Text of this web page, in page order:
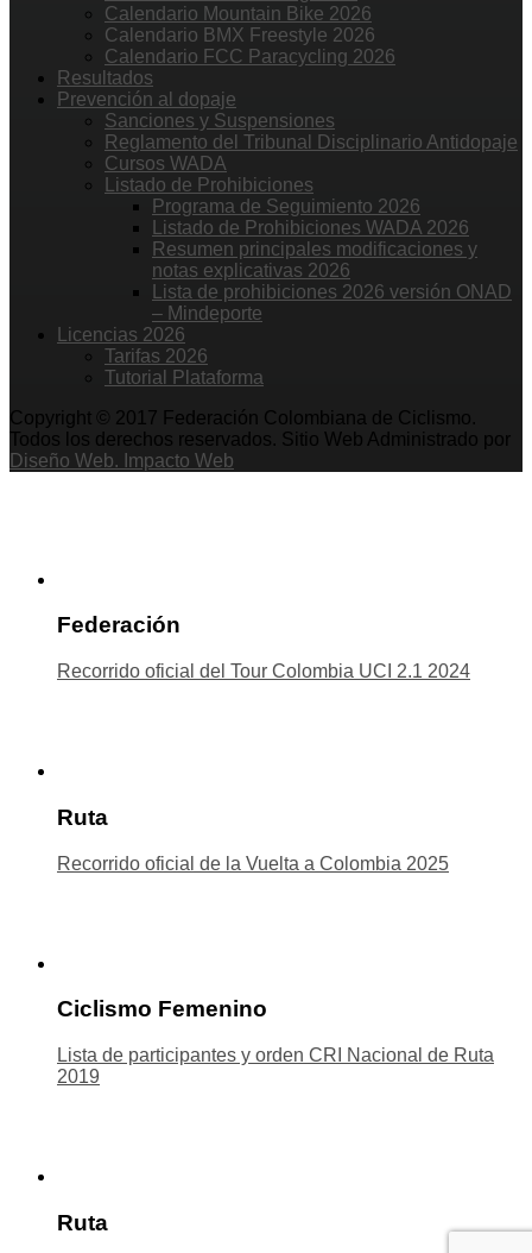
Calendario Mountain Bike 2026
Calendario BMX Freestyle 2026
Calendario FCC Paracycling 2026
Resultados
Prevención al dopaje
Sanciones y Suspensiones
Reglamento del Tribunal Disciplinario Antidopaje
Cursos WADA
Listado de Prohibiciones
Programa de Seguimiento 2026
Listado de Prohibiciones WADA 2026
Resumen principales modificaciones y
notas explicativas 2026
Lista de prohibiciones 2026 versión ONAD
– Mindeporte
Licencias 2026
Tarifas 2026
Tutorial Plataforma
Copyright © 2017 Federación Colombiana de Ciclismo.
Todos los derechos reservados. Sitio Web Administrado por
Diseño Web. Impacto Web
Federación
Recorrido oficial del Tour Colombia UCI 2.1 2024
Ruta
Recorrido oficial de la Vuelta a Colombia 2025
Ciclismo Femenino
Lista de participantes y orden CRI Nacional de Ruta
2019
Ruta